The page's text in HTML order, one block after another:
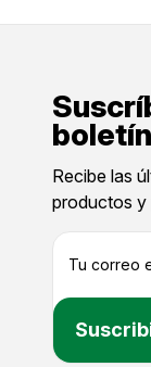
boletín
Recibe las
productos y
e
c